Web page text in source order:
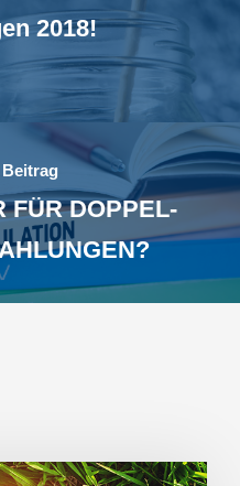
2018!
FÜR DOPPEL-